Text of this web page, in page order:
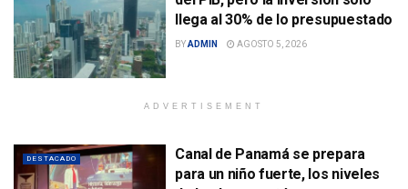
llega al 30% de lo presupuestado
BYADMIN AGOSTO 5, 2026
ADVERTISEMENT
DESTACADO
Canal de Panamá se prepara
para un niño fuerte, los niveles